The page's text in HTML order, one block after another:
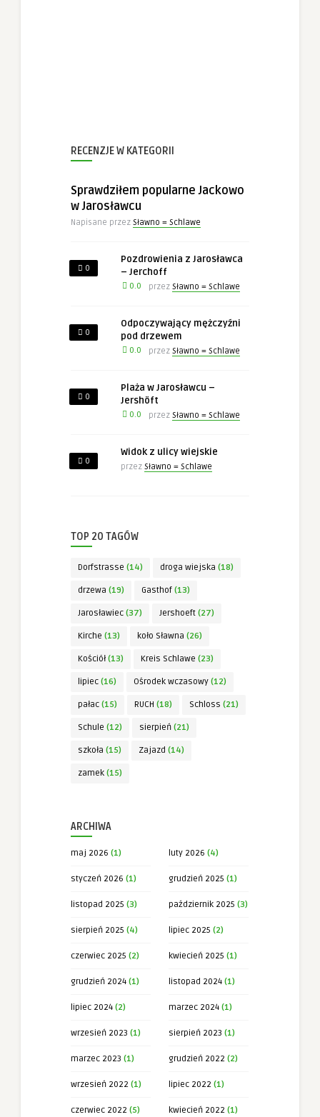
RECENZJE W KATEGORII
Sprawdziłem popularne Jackowo
w Jarosławcu
Napisane przez Sławno = Schlawe
0
Pozdrowienia z Jarosławca
– Jerchoff
0.0 przez Sławno = Schlawe
0
Odpoczywający mężczyźni
pod drzewem
0.0 przez Sławno = Schlawe
0
Plaża w Jarosławcu –
Jershöft
0.0 przez Sławno = Schlawe
0
Widok z ulicy wiejskie
przez Sławno = Schlawe
TOP 20 TAGÓW
Dorfstrasse (14) droga wiejska (18)
drzewa (19) Gasthof (13)
Jarosławiec (37) Jershoeft (27)
Kirche (13) koło Sławna (26)
Kościół (13) Kreis Schlawe (23)
lipiec (16) Ośrodek wczasowy (12)
pałac (15) RUCH (18) Schloss (21)
Schule (12) sierpień (21)
szkoła (15) Zajazd (14)
zamek (15)
ARCHIWA
maj 2026 (1) luty 2026 (4)
styczeń 2026 (1) grudzień 2025 (1)
listopad 2025 (3) październik 2025 (3)
sierpień 2025 (4) lipiec 2025 (2)
czerwiec 2025 (2) kwiecień 2025 (1)
grudzień 2024 (1) listopad 2024 (1)
lipiec 2024 (2) marzec 2024 (1)
wrzesień 2023 (1) sierpień 2023 (1)
marzec 2023 (1) grudzień 2022 (2)
wrzesień 2022 (1) lipiec 2022 (1)
czerwiec 2022 (5) kwiecień 2022 (1)